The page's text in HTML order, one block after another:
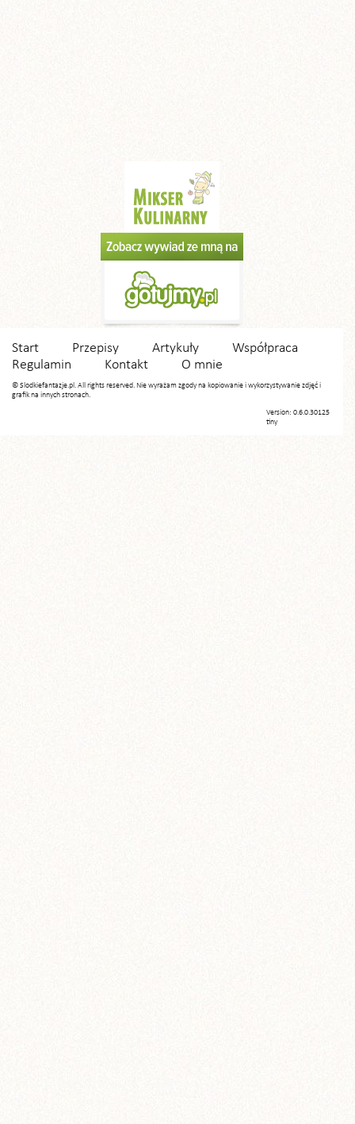
Start Przepisy Artykuły
Współpraca
Regulamin
Kontakt O mnie
© Slodkiefantazje.pl. All rights reserved. Nie wyrażam zgody na kopiowanie i wykorzystywanie zdjęć i
grafik na innych stronach.
Version: 0.6.0.30125
tiny